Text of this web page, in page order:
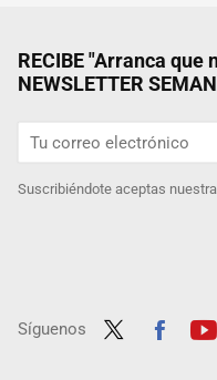
RECIBE "Arranca que
NEWSLETTER
Suscribiéndote aceptas nuestra
Síguenos